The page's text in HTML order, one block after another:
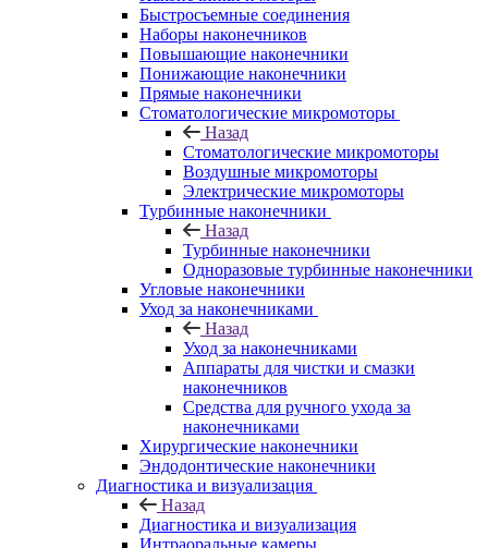
Быстросъемные соединения
Наборы наконечников
Повышающие наконечники
Понижающие наконечники
Прямые наконечники
Стоматологические микромоторы
Назад
Стоматологические микромоторы
Воздушные микромоторы
Электрические микромоторы
Турбинные наконечники
Назад
Турбинные наконечники
Одноразовые турбинные наконечники
Угловые наконечники
Уход за наконечниками
Назад
Уход за наконечниками
Аппараты для чистки и смазки
наконечников
Средства для ручного ухода за
наконечниками
Хирургические наконечники
Эндодонтические наконечники
Диагностика и визуализация
Назад
Диагностика и визуализация
Интраоральные камеры